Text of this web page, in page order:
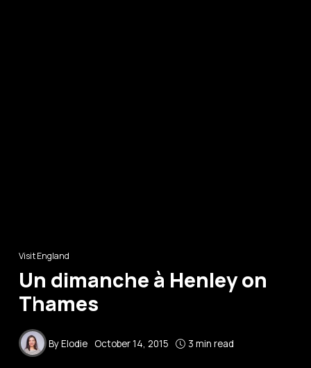
Visit England
Un dimanche à Henley on
Thames
ByElodie October 14, 2015 3 min read